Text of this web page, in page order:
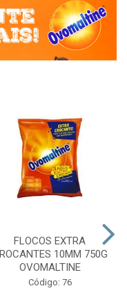
FLOCOS EXTRA
10MM 750G
OVOMALTINE
Código: 76